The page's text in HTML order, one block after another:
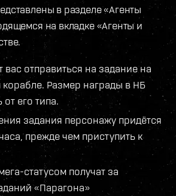
в разделе «Агенты
на вкладке «Агенты и
отправиться на задание на
Размер награды в НБ
от его типа.
задания персонажу придётся
прежде чем приступить к
статусом получат за
«Парагона»